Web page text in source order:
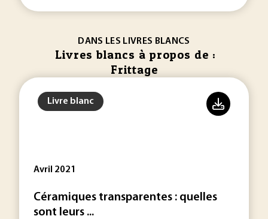
DANS LES LIVRES BLANCS
Livres blancs à propos de :
Frittage
Livre blanc
Avril 2021
Céramiques transparentes : quelles
sont leurs ...